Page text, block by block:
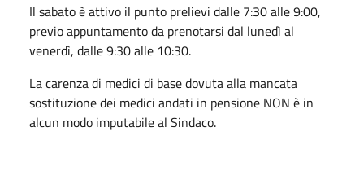
Il sabato è attivo il punto prelievi dalle 7:30 alle 9:00,
previo appuntamento da prenotarsi dal lunedì al
venerdì, dalle 9:30 alle 10:30.
La carenza di medici di base dovuta alla mancata
sostituzione dei medici andati in pensione NON è in
alcun modo imputabile al Sindaco.